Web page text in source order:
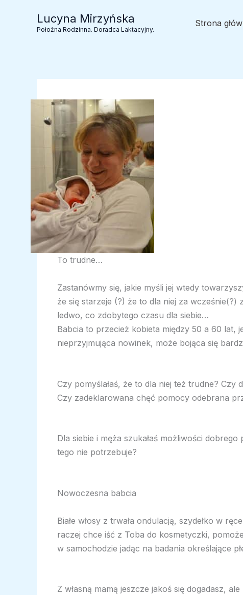
Lucyna Mirzyńska
Położna Rodzinna. Doradca Laktacyjny.
Strona
To trudne…
Zastanówmy się, jakie myśli jej wtedy
że się starzeje (?) że to dla niej za
ledwo, co zdobytego czasu dla siebie…
Babcia to przecież kobieta między 50 a 60 lat,
nieprzyjmująca nowinek, może bojąca się
Czy pomyślałaś, że to dla niej też trudne? Czy
Czy zadeklarowana chęć pomocy odebrana
Dla siebie i męża szukałaś możliwości
tego nie potrzebuje?
Nowoczesna babcia
Białe włosy z trwała ondulacją, szydełko w
raczej chce iść z Toba do kosmetyczki,
w samochodzie jadąc na badania określające
Z własną mamą jeszcze jakoś się dogadasz,